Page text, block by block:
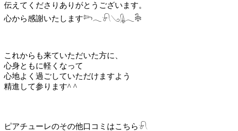
伝えてくださりありがとうございます。
心から感謝いたします𓆸𓂃𓍯𓂅𓊮𓂃𓇗
これからも来ていただいた方に、
心身ともに軽くなって
心地よく過ごしていただけますよう
精進して参ります^ ^
ピアチューレのその他口コミはこちら𓍯